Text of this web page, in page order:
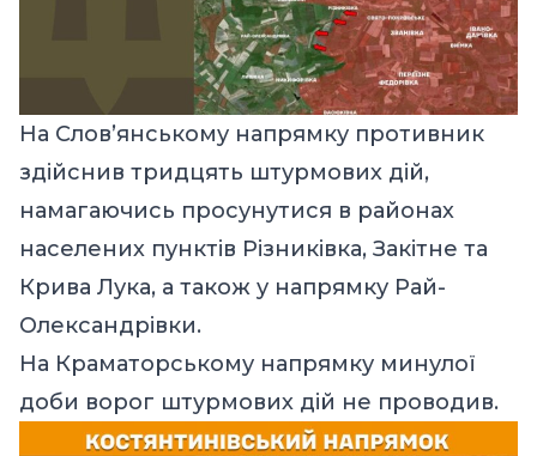
На Слов’янському напрямку противник
здійснив тридцять штурмових дій,
намагаючись просунутися в районах
населених пунктів Різниківка, Закітне та
Крива Лука, а також у напрямку Рай-
Олександрівки.
На Краматорському напрямку минулої
доби ворог штурмових дій не проводив.